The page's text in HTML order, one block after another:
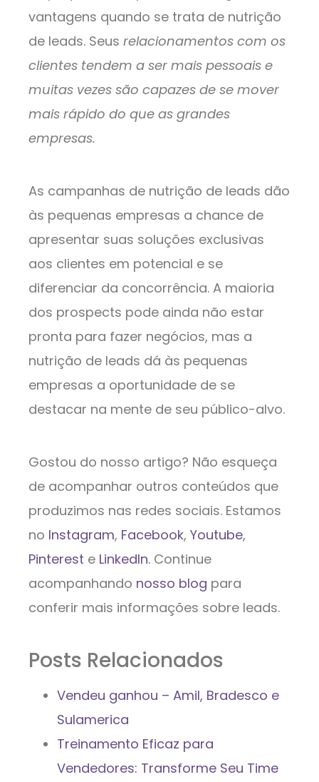
vantagens quando se trata de nutrição
de leads. Seus relacionamentos com os
clientes tendem a ser mais pessoais e
muitas vezes são capazes de se mover
mais rápido do que as grandes
empresas.
As campanhas de nutrição de leads dão
às pequenas empresas a chance de
apresentar suas soluções exclusivas
aos clientes em potencial e se
diferenciar da concorrência. A maioria
dos prospects pode ainda não estar
pronta para fazer negócios, mas a
nutrição de leads dá às pequenas
empresas a oportunidade de se
destacar na mente de seu público-alvo.
Gostou do nosso artigo? Não esqueça
de acompanhar outros conteúdos que
produzimos nas redes sociais. Estamos
no Instagram, Facebook, Youtube,
Pinterest e LinkedIn. Continue
acompanhando nosso blog para
conferir mais informações sobre leads.
Posts Relacionados
Vendeu ganhou – Amil, Bradesco e
Sulamerica
Treinamento Eficaz para
Vendedores: Transforme Seu Time